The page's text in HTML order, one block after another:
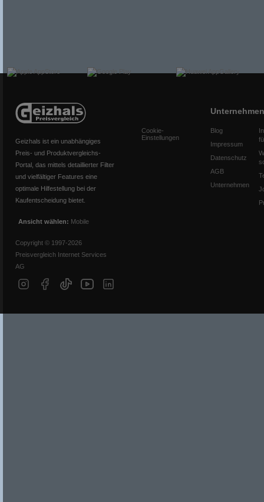
Geizhals ist ein unabhängiges
Preis- und Produktvergleichs-
Portal, das mittels detaillierter Filter
und vielfältiger Features eine
optimale Hilfestellung bei der
Kaufentscheidung bietet.
Ansicht wählen: Mobile
Copyright © 1997-2026
Preisvergleich Internet Services
AG
Cookie-
Einstellungen
Unternehmen
Blog
Impressum
Datenschutz
AGB
Unternehmen